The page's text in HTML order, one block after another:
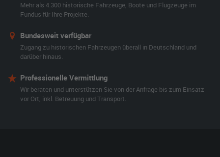
Mehr als 4.300 historische Fahrzeuge, Boote und Flugzeuge im
Fundus für Ihre Projekte.
Bundesweit verfügbar
Zugang zu historischen Fahrzeugen überall in Deutschland und
darüber hinaus.
Professionelle Vermittlung
Wir beraten und unterstützen Sie von der Anfrage bis zum Einsatz
vor Ort, inkl. Betreuung und Transport.